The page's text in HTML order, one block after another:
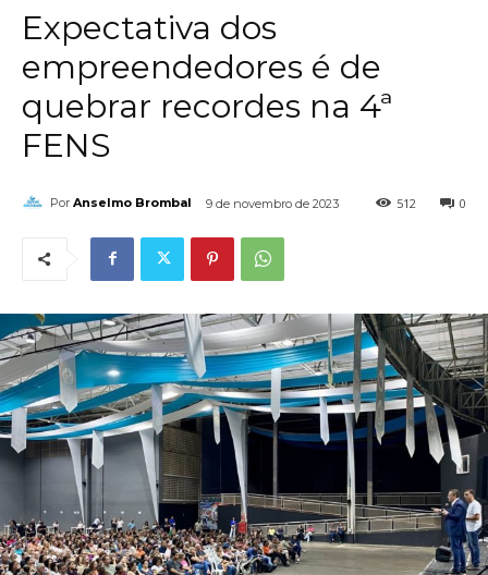
Expectativa dos
empreendedores é de
quebrar recordes na 4ª
FENS
Por Anselmo Brombal 9 de novembro de 2023 0
512